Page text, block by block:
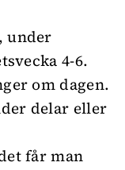
under
4-6.
om dagen.
delar eller
får man